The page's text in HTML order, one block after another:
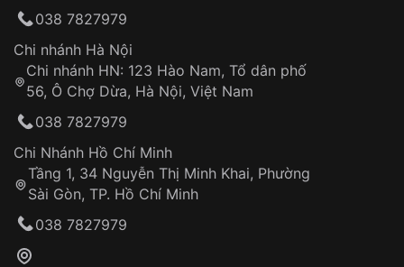
Hotline: 0585 215 215
Từ khóa SEO:
Khách hàng kiểm tra và thanh toán trực tiếp
thống VNLUX
Đảm bảo quyền lợi khách hàng
Đồng hành cùng khách hàng trong suốt quá
trình sử dụng
038 7827979
Chi nhánh Hà Nội
Chi nhánh HN: 123 Hào Nam, Tổ dân phố
56, Ô Chợ Dừa, Hà Nội, Việt Nam
038 7827979
Chi Nhánh Hồ Chí Minh
Tầng 1, 34 Nguyễn Thị Minh Khai, Phường
Sài Gòn, TP. Hồ Chí Minh
038 7827979